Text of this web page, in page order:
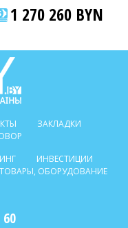
1 270 260 BYN
ЗАКЛАДКИ
ИНВЕСТИЦИИ
ТОВАРЫ, ОБОРУДОВАНИЕ
60